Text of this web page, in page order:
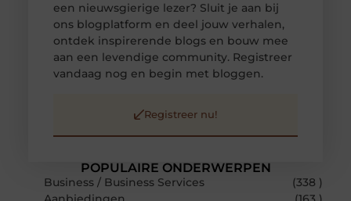
POPULAIRE ONDERWERPEN
Business / Business Services
(338 )
een nieuwsgierige lezer? Sluit je aan bij
ons blogplatform en deel jouw verhalen,
ontdek inspirerende blogs en bouw mee
aan een levendige community. Registreer
vandaag nog en begin met bloggen.
Registreer nu!